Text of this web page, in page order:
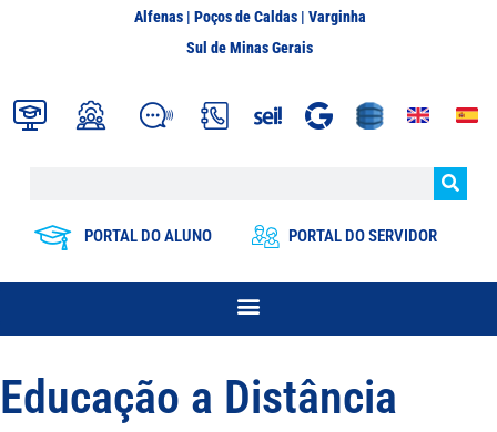
Alfenas | Poços de Caldas | Varginha
Sul de Minas Gerais
PORTAL DO ALUNO PORTAL DO SERVIDOR
Educação a Distância